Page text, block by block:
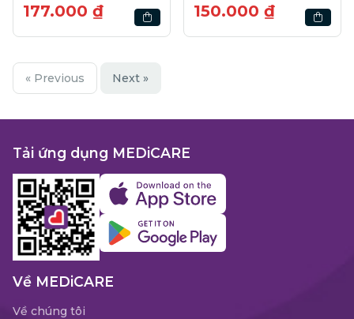
177.000 ₫ 150.000 ₫
« Previous Next »
Tải ứng dụng MEDiCARE
Về MEDiCARE
Về chúng tôi